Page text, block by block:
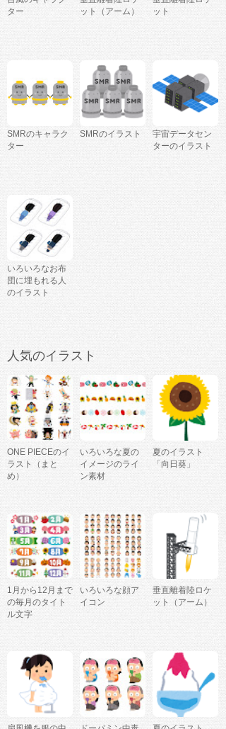
ター
ット（アーム）
ット
SMRのキャラク
ター
SMRのイラスト
宇宙データセン
ターのイラスト
いろいろなお布
団に埋もれる人
のイラスト
人気のイラスト
ONE PIECEのイ
ラスト（まと
め）
いろいろな夏の
イメージのライ
ン素材
夏のイラスト
「向日葵」
1月から12月まで
の毎月のタイト
ル文字
いろいろな顔ア
イコン
垂直離着陸ロケ
ット（アーム）